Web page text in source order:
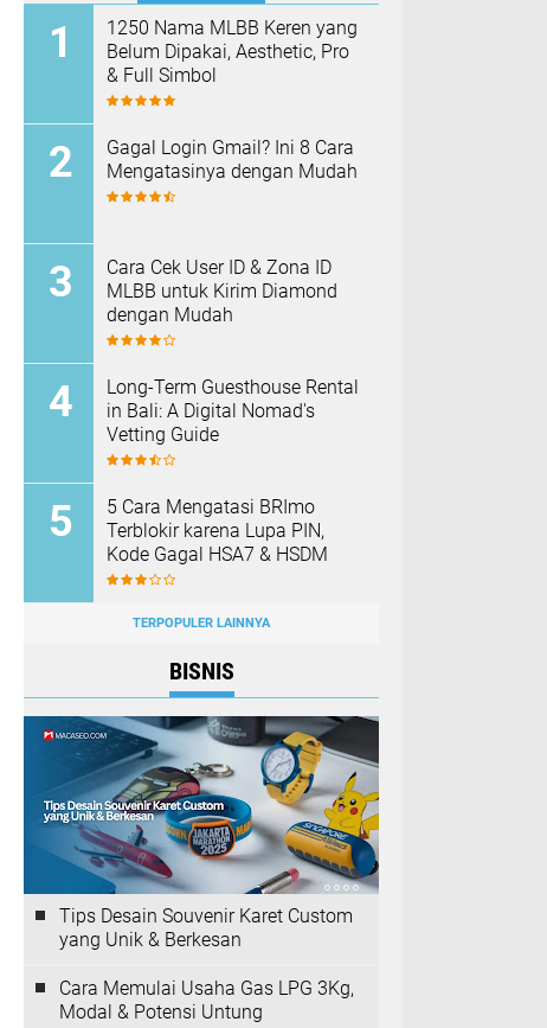
1250 Nama MLBB Keren yang
Belum Dipakai, Aesthetic, Pro
& Full Simbol
Gagal Login Gmail? Ini 8 Cara
Mengatasinya dengan Mudah
Cara Cek User ID & Zona ID
MLBB untuk Kirim Diamond
dengan Mudah
Long-Term Guesthouse Rental
in Bali: A Digital Nomad's
Vetting Guide
5 Cara Mengatasi BRImo
Terblokir karena Lupa PIN,
Kode Gagal HSA7 & HSDM
TERPOPULER LAINNYA
BISNIS
Tips Desain Souvenir Karet Custom
yang Unik & Berkesan
Cara Memulai Usaha Gas LPG 3Kg,
Modal & Potensi Untung